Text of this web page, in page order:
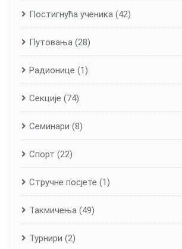
Постигнућа ученика (42)
Путовања (28)
Радионице (1)
Секције (74)
Семинари (8)
Спорт (22)
Стручне посјете (1)
Такмичења (49)
Турнири (2)